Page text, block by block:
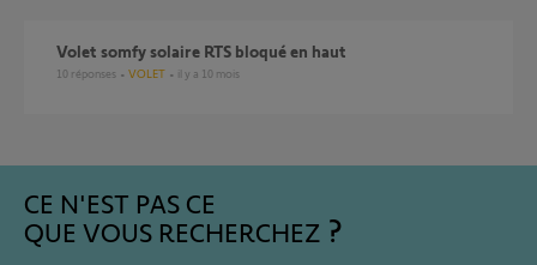
Volet somfy solaire RTS bloqué en haut
10 réponses VOLET il y a 10 mois
CE N'EST PAS CE
QUE VOUS RECHERCHEZ